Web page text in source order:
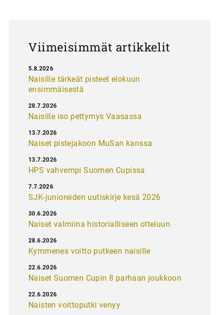
Viimeisimmät artikkelit
Naisille tärkeät pisteet elokuun
ensimmäisestä
5.8.2026
Naisille iso pettymys Vaasassa
28.7.2026
Naiset pistejakoon MuSan kanssa
13.7.2026
HPS vahvempi Suomen Cupissa
13.7.2026
SJK-junioreiden uutiskirje kesä 2026
7.7.2026
Naiset valmiina historialliseen otteluun
30.6.2026
Kymmenes voitto putkeen naisille
28.6.2026
Naiset Suomen Cupin 8 parhaan joukkoon
22.6.2026
Naisten voittoputki venyy
22.6.2026